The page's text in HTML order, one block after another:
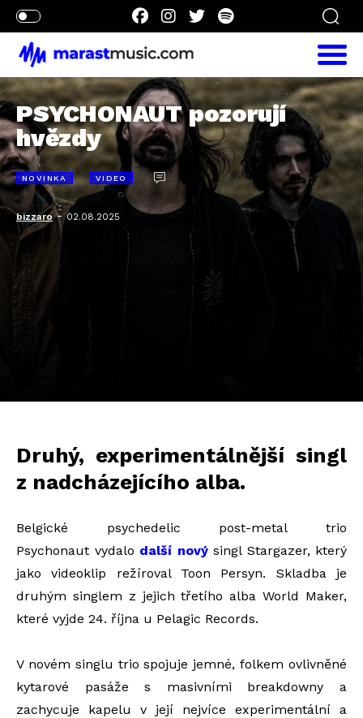
PSYCHONAUT pozorují
hvězdy
NOVINKA VIDEO
bizzaro-02.08.2025
Druhý, experimentálnější singl
z nadcházejícího alba.
Belgické psychedelic post-metal trio
Psychonaut vydalo další novýsingl Stargazer, který
jako videoklip režíroval Toon Persyn. Skladba je
druhým singlem z jejich třetího alba World Maker,
které vyjde 24. října u Pelagic Records.
V novém singlu trio spojuje jemné, folkem ovlivněné
kytarové pasáže s masivními breakdowny a
zachycuje kapelu v její nejvíce experimentální a